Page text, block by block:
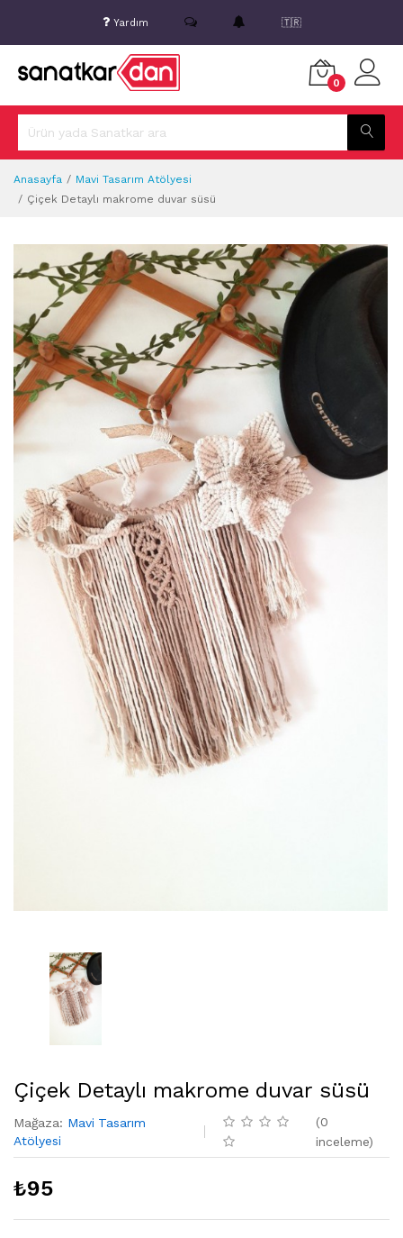
Yardım 🇹🇷
0
Anasayfa
Mavi Tasarım Atölyesi
Çiçek Detaylı makrome duvar süsü
Çiçek Detaylı makrome duvar süsü
Mağaza: Mavi Tasarım
Atölyesi
(0
inceleme)
₺95